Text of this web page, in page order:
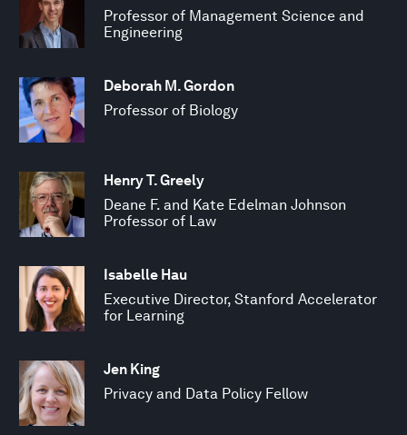
Professor of Management Science and
Engineering
Deborah M. Gordon
Professor of Biology
Henry T. Greely
Deane F. and Kate Edelman Johnson
Professor of Law
Isabelle Hau
Executive Director, Stanford Accelerator
for Learning
Jen King
Privacy and Data Policy Fellow